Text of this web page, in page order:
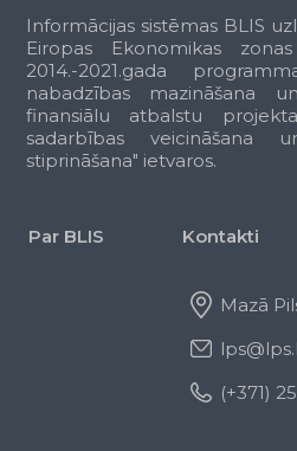
Citi ceļu un
pasākumi
Ostas un lidostas
Ostu
Atbalsts ostu
Pašvaldības
attīstībai
pasākumi
Pieminekļi un
Informācijas sistēmas BLIS
Eiropas Ekonomikas
2014.-2021.gada
nabadzības mazināšana
finansiālu atbalstu
sadarbības veicināšana
stiprināšana" ietvaros.
Par BLIS Kontakti
Mazā
(+371)